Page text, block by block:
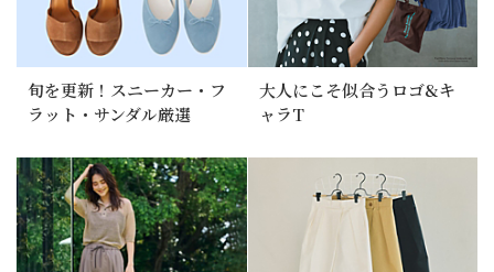
旬を更新！スニーカー・フ
ラット・サンダル厳選
大人にこそ似合うロゴ&キ
ャラT